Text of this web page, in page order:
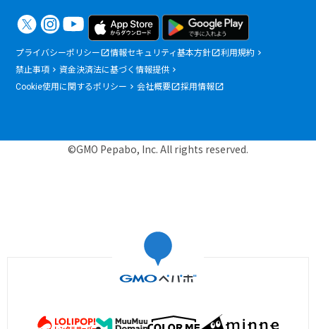
プライバシーポリシー 情報セキュリティ基本方針
利用規約
禁止事項
資金決済法に基づく情報提供
Cookie使用に関するポリシー
会社概要 採用情報
©GMO Pepabo, Inc. All rights reserved.